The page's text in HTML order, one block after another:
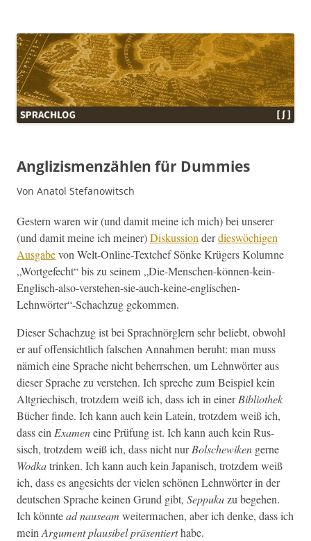
Anglizismenzählen für Dummies
Von Anatol Stefanowitsch
Gestern waren wir (und damit meine ich mich) bei unser­er
(und damit meine ich mein­er)Diskus­sionderdieswöchi­gen
Aus­gabevon Welt-Online-Textchef Sönke Krügers Kolumne
„Wort­ge­fecht“ bis zu seinem „Die-Menschen-können-kein-
Englisch-also-verstehen-sie-auch-keine-englischen-
Lehnwörter“-Schachzug gekommen.
Dieser Schachzug ist bei Sprach­nör­glern sehr beliebt, obwohl
er auf offen­sichtlich falschen Annah­men beruht: man muss
nämich eine Sprache nicht beherrschen, um Lehn­wörter aus
dieser Sprache zu ver­ste­hen. Ich spreche zum Beispiel kein
Alt­griechisch, trotz­dem weiß ich, dass ich in ein­erBib­lio­thek
Büch­er finde. Ich kann auch kein Latein, trotz­dem weiß ich,
dass ein Exa­m­eneine Prü­fung ist. Ich kann auch kein Rus­
sisch, trotz­dem weiß ich, dass nicht nurBolschewiken gerne
Wod­katrinken. Ich kann auch kein Japanisch, trotz­dem weiß
ich, dass es angesichts der vie­len schö­nen Lehn­wörter in der
deutschen Sprache keinen Grund gibt, Sep­pukuzu bege­hen.
Ich kön­ntead nau­se­am weit­er­ma­chen, aber ich denke, dass ich
meinArgu­mentplau­si­belpräsen­tierthabe.